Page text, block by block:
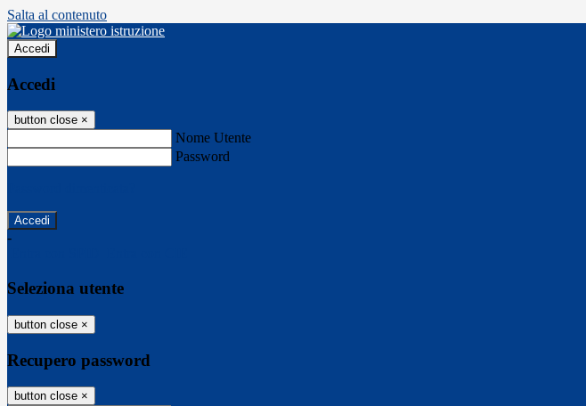
Salta al contenuto
Accedi
Accedi
button close ×
Nome Utente
Password
-
Seleziona utente
button close ×
Recupero password
button close ×